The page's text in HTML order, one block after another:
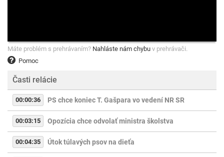
Pomoc
Máte problém s prehrávaním? Nahláste nám chybu v prehrávači.
Časti relácie
00:00:36 PS chce koniec T. Gašpara vo vedení NR SR
00:03:15 Opozícia chce odvolať ministra školstva
00:04:35 Útok túlavých psov na dieťa